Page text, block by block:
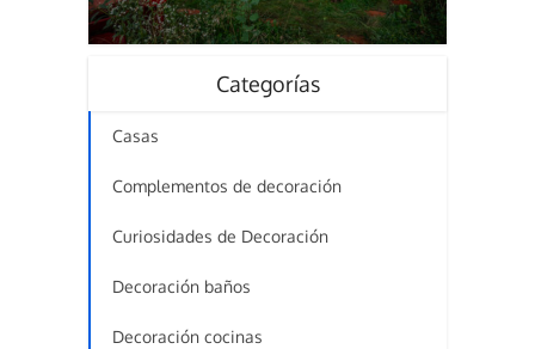
Categorías
Casas
Complementos de decoración
Curiosidades de Decoración
Decoración baños
Decoración cocinas